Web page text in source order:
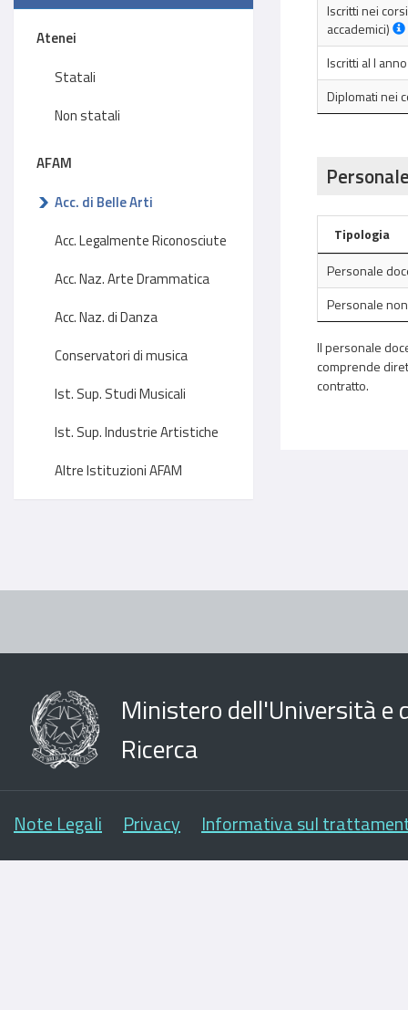
Atenei
Statali
Non statali
AFAM
Acc. di Belle Arti
Acc. Legalmente Riconosciute
Acc. Naz. Arte Drammatica
Acc. Naz. di Danza
Conservatori di musica
Ist. Sup. Studi Musicali
Ist. Sup. Industrie Artistiche
Altre Istituzioni AFAM
Iscritti nei
accademici)
Iscritti al I
Diplomati nei
Tipologia
Personale
Personale
Il personale
comprende
contratto.
Ministero dell'Università e
Ricerca
Note Legali Privacy Informativa sul